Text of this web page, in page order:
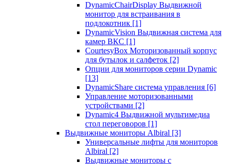
DynamicChairDisplay Выдвижной
монитор для встраивания в
подлокотник [1]
DynamicVision Выдвижная система для
камер ВКС [1]
CourtesyBox Моторизованный корпус
для бутылок и салфеток [2]
Опции для мониторов серии Dynamic
[13]
DynamicShare система управления [6]
Управление моторизованными
устройствами [2]
Dynamic4 Выдвижной мультимедиа
стол переговоров [1]
Выдвижные мониторы Albiral [3]
Универсальные лифты для мониторов
Albiral [2]
Выдвижные мониторы с